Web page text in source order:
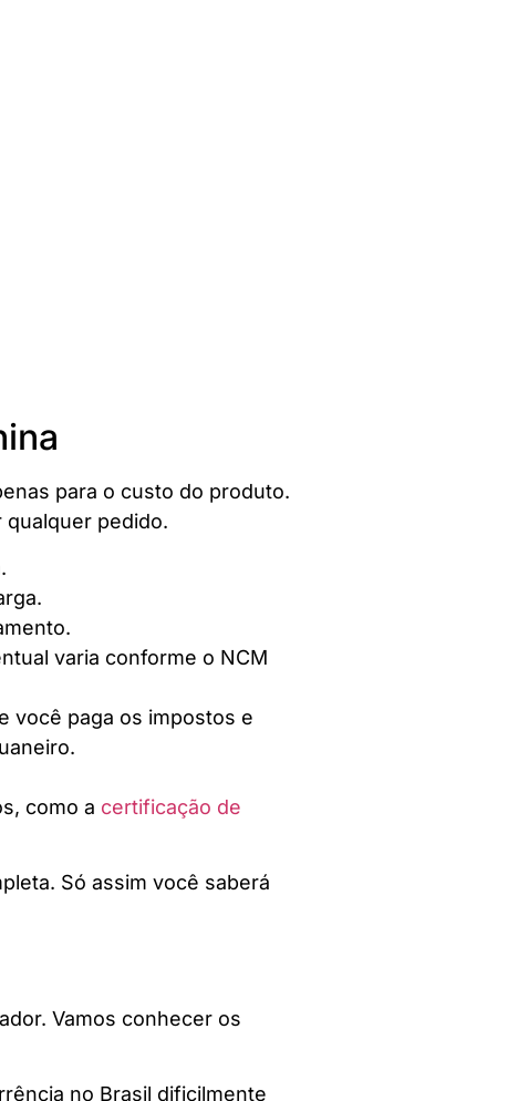
para o custo do produto.
qualquer pedido.
varia conforme o NCM
você paga os impostos e
como a certificação de
Só assim você saberá
Vamos conhecer os
no Brasil dificilmente